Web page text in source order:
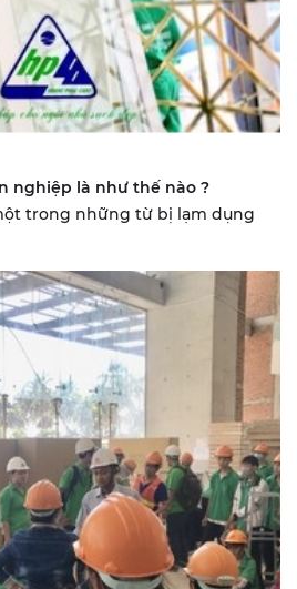
nghiệp là như thế nào ?
trong những từ bị lạm dụng